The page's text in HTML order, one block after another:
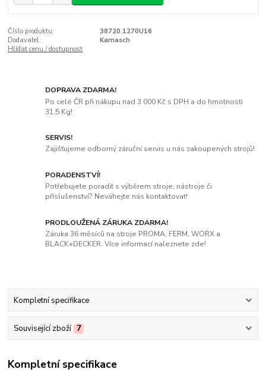
Číslo produktu:
38720.1270U16
Dodavatel:
Karnasch
Hlídat cenu / dostupnost
DOPRAVA ZDARMA!
Po celé ČR při nákupu nad 3 000 Kč s DPH a do hmotnosti
31,5 Kg!
SERVIS!
Zajišťujeme odborný záruční servis u nás zakoupených strojů!
PORADENSTVÍ!
Potřebujete poradit s výběrem stroje, nástroje či
příslušenství? Neváhejte nás kontaktovat!
PRODLOUŽENÁ ZÁRUKA ZDARMA!
Záruka 36 měsíců na stroje PROMA, FERM, WORX a
BLACK+DECKER. Více informací naleznete zde!
Kompletní specifikace
Související zboží 7
Kompletní specifikace